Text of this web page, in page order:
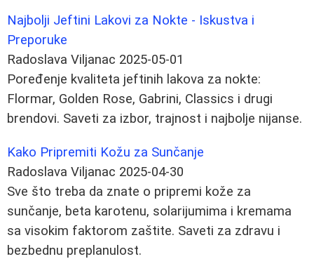
Najbolji Jeftini Lakovi za Nokte - Iskustva i
Preporuke
Radoslava Viljanac 2025-05-01
Poređenje kvaliteta jeftinih lakova za nokte:
Flormar, Golden Rose, Gabrini, Classics i drugi
brendovi. Saveti za izbor, trajnost i najbolje nijanse.
Kako Pripremiti Kožu za Sunčanje
Radoslava Viljanac 2025-04-30
Sve što treba da znate o pripremi kože za
sunčanje, beta karotenu, solarijumima i kremama
sa visokim faktorom zaštite. Saveti za zdravu i
bezbednu preplanulost.